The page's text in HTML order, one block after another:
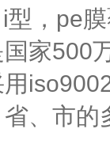
，pe
500
、市的